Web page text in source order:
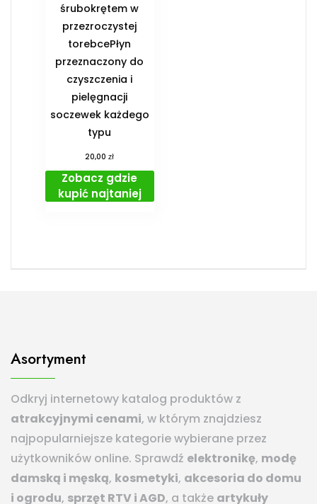
śrubokrętem w
przezroczystej
torebcePłyn
przeznaczony do
czyszczenia i
pielęgnacji
soczewek każdego
typu
20,00zł
Zobacz gdzie
kupić najtaniej
Asortyment
Odkryj internetowy katalog produktów z
atrakcyjnymi cenami, w którym znajdziesz
najpopularniejsze kategorie wybierane przez
użytkowników online. Sprawdź elektronikę, modę
damską i męską, kosmetyki, akcesoria do domu
i ogrodu, sprzęt RTV i AGD, a także artykuły